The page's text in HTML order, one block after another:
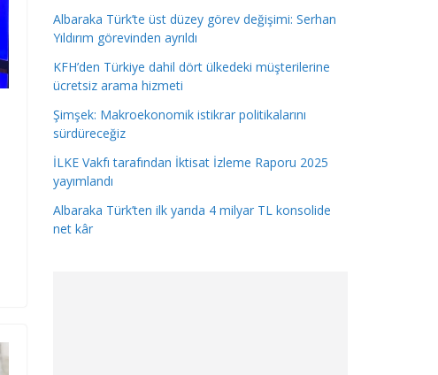
Albaraka Türk’te üst düzey görev değişimi: Serhan
Yıldırım görevinden ayrıldı
KFH’den Türkiye dahil dört ülkedeki müşterilerine
ücretsiz arama hizmeti
Şimşek: Makroekonomik istikrar politikalarını
sürdüreceğiz
İLKE Vakfı tarafından İktisat İzleme Raporu 2025
yayımlandı
Albaraka Türk’ten ilk yarıda 4 milyar TL konsolide
net kâr